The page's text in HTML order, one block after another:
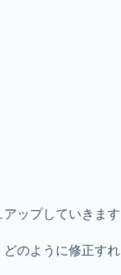
ップしていきます
のように修正す